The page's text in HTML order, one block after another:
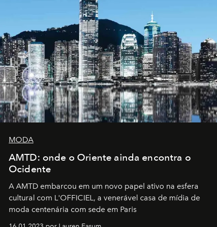
MODA
AMTD: onde o Oriente ainda encontra o
Ocidente
A AMTD embarcou em um novo papel ativo na esfera
cultural com L'OFFICIEL, a venerável casa de mídia de
moda centenária com sede em Paris